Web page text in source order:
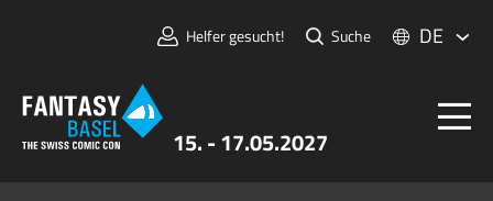
15. - 17.05.2027
Helfer gesucht! Suche DE